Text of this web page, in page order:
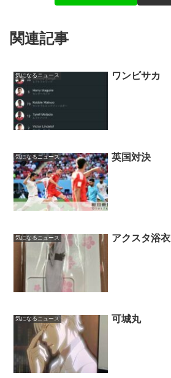
関連記事
気になるニュース ワンビサカ
気になるニュース 英国対決
気になるニュース アクスタ浴衣
気になるニュース 可城丸